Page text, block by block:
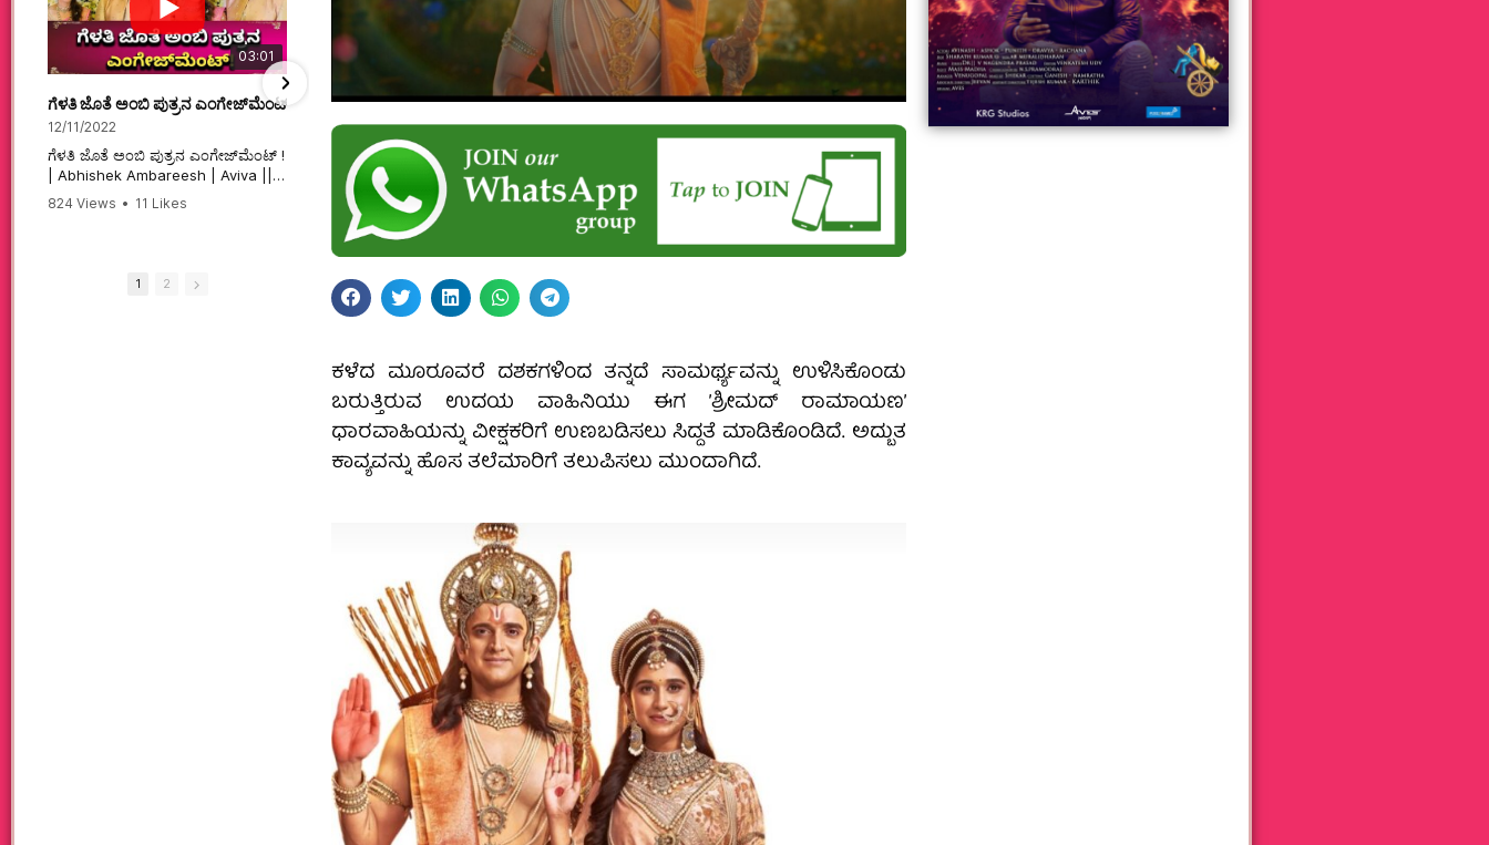
03:01
ಗೆಳತಿ ಜೊತೆ ಅಂಬಿ ಪುತ್ರನ ಎಂಗೇಜ್‌ಮೆಂಟ್ ! | Abhishek Ambareesh | Aviva ||
12/11/2022
ಗೆಳತಿ ಜೊತೆ ಅಂಬಿ ಪುತ್ರನ ಎಂಗೇಜ್‌ಮೆಂಟ್ !
| Abhishek Ambareesh | Aviva ||
824 Views • 11 Likes
06:23
ಮಗನಿಗಾಗಿಯೇ ಸಿನಿಮಾ ಮಾಡಿದ ಮಹಾತಾಯಿ! | Karnataka ||
12/6/2022
ಮಗನಿಗಾಗಿಯೇ ಸಿನಿಮಾ ಮಾಡಿದ
ಮಹಾತಾಯಿ! | Karnataka ||
#karnataka #kannadamovies
#sandalwood
74 Views • 2 Likes 2 Comments
1 2
ಕಳೆದ ಮೂರೂವರೆ ದಶಕಗಳಿಂದ ತನ್ನದೆ ಸಾಮರ್ಥ್ಯವನ್ನು ಉಳಿಸಿಕೊಂಡು
ಬರುತ್ತಿರುವ ಉದಯ ವಾಹಿನಿಯು ಈಗ ’ಶ್ರೀಮದ್ ರಾಮಾಯಣ’
ಧಾರವಾಹಿಯನ್ನು ವೀಕ್ಷಕರಿಗೆ ಉಣಬಡಿಸಲು ಸಿದ್ದತೆ ಮಾಡಿಕೊಂಡಿದೆ. ಅದ್ಬುತ
ಕಾವ್ಯವನ್ನು ಹೊಸ ತಲೆಮಾರಿಗೆ ತಲುಪಿಸಲು ಮುಂದಾಗಿದೆ.